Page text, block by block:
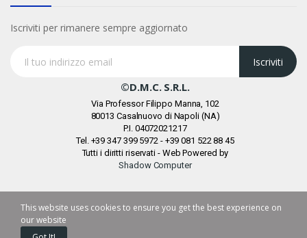
Iscriviti per rimanere sempre aggiornato
Iscriviti
©D.M.C. S.r.l.
Via Professor Filippo Manna, 102
80013 Casalnuovo di Napoli (NA)
P.I. 04072021217
Tel. +39 347 399 5972 - +39 081 522 88 45
Tutti i diritti riservati - Web Powered by
Shadow Computer
This website uses cookies to ensure you get the best experience on
our website